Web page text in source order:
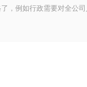
，例如行政需要对全公